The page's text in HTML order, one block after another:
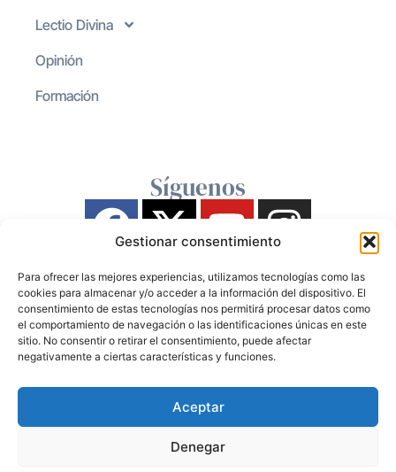
Gestionar consentimiento
Para ofrecer las mejores experiencias, utilizamos tecnologías como las
cookies para almacenar y/o acceder a la información del dispositivo. El
consentimiento de estas tecnologías nos permitirá procesar datos como
el comportamiento de navegación o las identificaciones únicas en este
sitio. No consentir o retirar el consentimiento, puede afectar
negativamente a ciertas características y funciones.
Aceptar
Denegar
Lectio Divina
Opinión
Formación
Síguenos